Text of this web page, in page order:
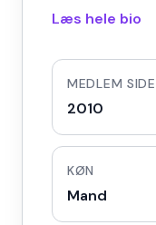
Læs hele bio
MEDLEM
2010
KØN
Mand